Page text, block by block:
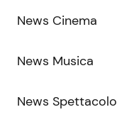
News Cinema
News Musica
News Spettacolo